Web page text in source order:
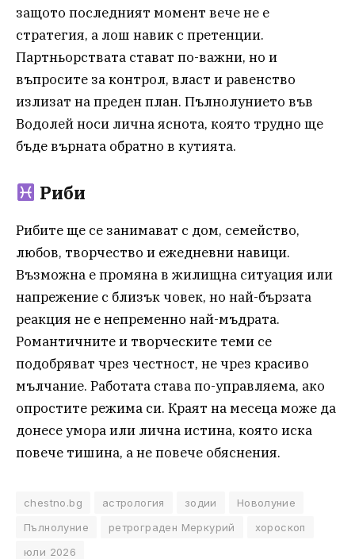
защото последният момент вече не е
стратегия, а лош навик с претенции.
Партньорствата стават по-важни, но и
въпросите за контрол, власт и равенство
излизат на преден план. Пълнолунието във
Водолей носи лична яснота, която трудно ще
бъде върната обратно в кутията.
Риби
Рибите ще се занимават с дом, семейство,
любов, творчество и ежедневни навици.
Възможна е промяна в жилищна ситуация или
напрежение с близък човек, но най-бързата
реакция не е непременно най-мъдрата.
Романтичните и творческите теми се
подобряват чрез честност, не чрез красиво
мълчание. Работата става по-управляема, ако
опростите режима си. Краят на месеца може да
донесе умора или лична истина, която иска
повече тишина, а не повече обяснения.
chestno.bg астрология зодии
Новолуние
Пълнолуние
ретрограден Меркурий
хороскоп
юли 2026